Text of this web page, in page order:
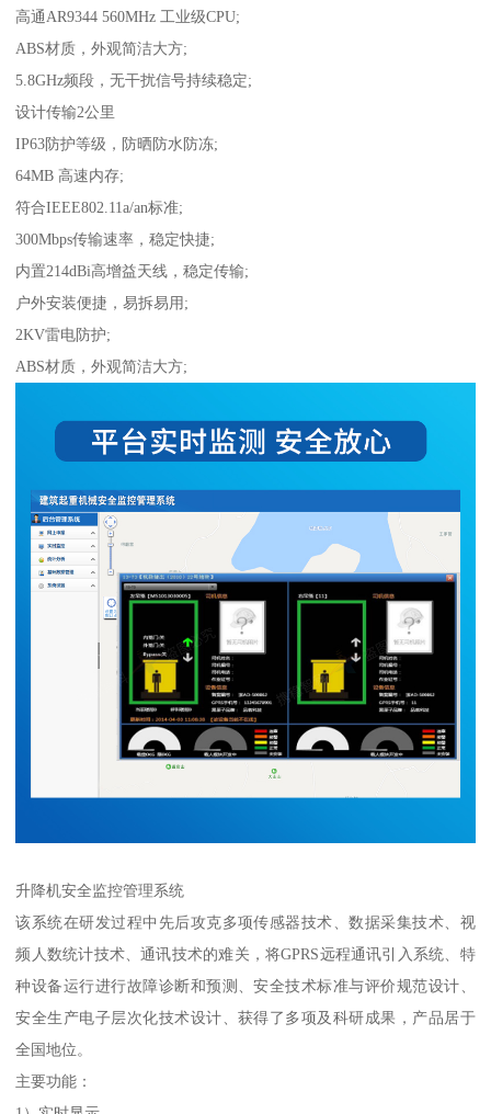
高通AR9344 560MHz 工业级CPU;
ABS材质，外观简洁大方;
5.8GHz频段，无干扰信号持续稳定;
设计传输2公里
IP63防护等级，防晒防水防冻;
64MB 高速内存;
符合IEEE802.11a/an标准;
300Mbps传输速率，稳定快捷;
内置214dBi高增益天线，稳定传输;
户外安装便捷，易拆易用;
2KV雷电防护;
ABS材质，外观简洁大方;
升降机安全监控管理系统
该系统在研发过程中先后攻克多项传感器技术、数据采集技术、视
频人数统计技术、通讯技术的难关，将GPRS远程通讯引入系统、特
种设备运行进行故障诊断和预测、安全技术标准与评价规范设计、
安全生产电子层次化技术设计、获得了多项及科研成果，产品居于
全国地位。
主要功能：